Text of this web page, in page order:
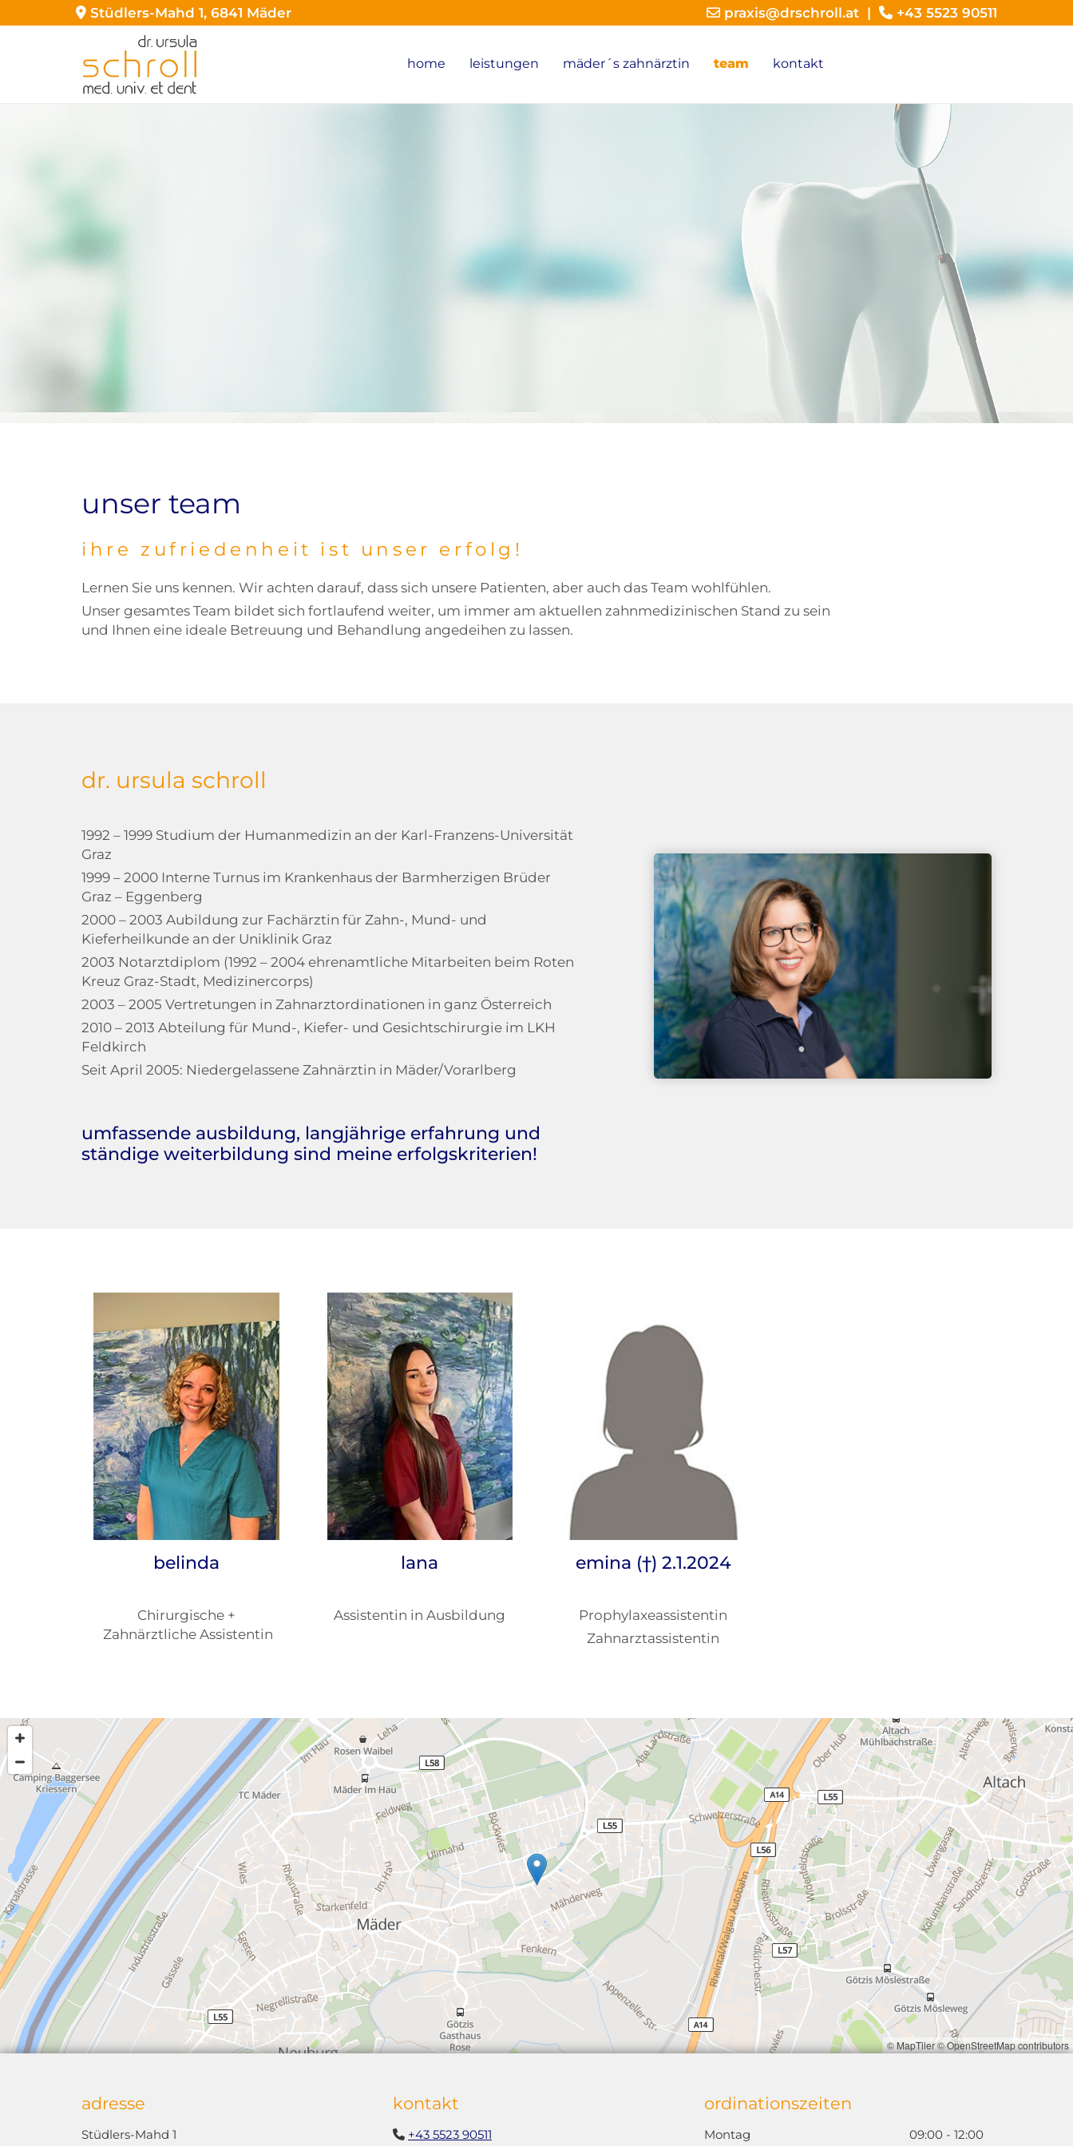
 Stüdlers-Mahd 1, 6841 Mäder  praxis@drschroll.at|  +43 5523 90511
home leistungen mäder´s zahnärztin team kontakt
unser team
ihre zufriedenheit ist unser erfolg!
Lernen Sie uns kennen. Wir achten darauf, dass sich unsere Patienten, aber auch das Team wohlfühlen.
Unser gesamtes Team bildet sich fortlaufend weiter, um immer am aktuellen zahnmedizinischen Stand zu sein
und Ihnen eine ideale Betreuung und Behandlung angedeihen zu lassen.
dr. ursula schroll
1992 – 1999 Studium der Humanmedizin an der Karl-Franzens-Universität
Graz
1999 – 2000 Interne Turnus im Krankenhaus der Barmherzigen Brüder
Graz – Eggenberg
2000 – 2003 Aubildung zur Fachärztin für Zahn-, Mund- und
Kieferheilkunde an der Uniklinik Graz
2003 Notarztdiplom (1992 – 2004 ehrenamtliche Mitarbeiten beim Roten
Kreuz Graz-Stadt, Medizinercorps)
2003 – 2005 Vertretungen in Zahnarztordinationen in ganz Österreich
2010 – 2013 Abteilung für Mund-, Kiefer- und Gesichtschirurgie im LKH
Feldkirch
Seit April 2005: Niedergelassene Zahnärztin in Mäder/Vorarlberg
umfassende ausbildung, langjährige erfahrung und
ständige weiterbildung sind meine erfolgskriterien!
belinda
Chirurgische +
Zahnärztliche Assistentin
lana
Assistentin in Ausbildung
emina (†) 2.1.2024
Prophylaxeassistentin
Zahnarztassistentin
© MapTiler© OpenStreetMap contributors
adresse
Stüdlers-Mahd 1
kontakt
 +43 5523 90511
ordinationszeiten
Montag
09:00 - 12:00